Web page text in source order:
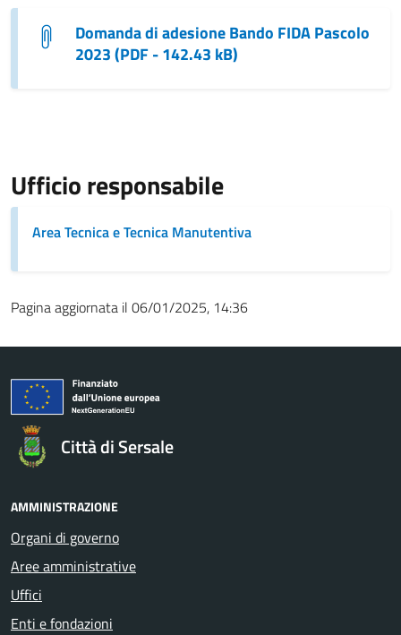
Domanda di adesione Bando FIDA Pascolo
2023 (PDF - 142.43 kB)
Ufficio responsabile
Area Tecnica e Tecnica Manutentiva
Pagina aggiornata il 06/01/2025, 14:36
Città di Sersale
AMMINISTRAZIONE
Organi di governo
Aree amministrative
Uffici
Enti e fondazioni